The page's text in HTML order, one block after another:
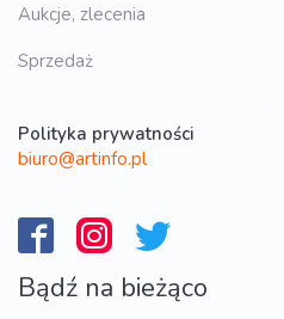
Aukcje, zlecenia
Sprzedaż
Polityka prywatności
biuro@artinfo.pl
Bądź na bieżąco